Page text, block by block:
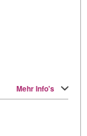
Mehr Info's